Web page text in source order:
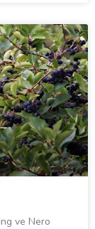
ve Nero